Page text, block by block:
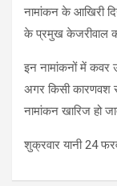
नामांकन के आखिरी
के प्रमुख केजरीवाल
इन नामांकनों में कवर
अगर किसी कारणवश
नामांकन खारिज हो
शुक्रवार यानी 24